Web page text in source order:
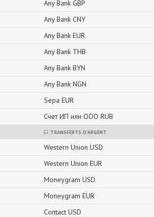
Any Bank GBP
Any Bank CNY
Any Bank EUR
Any Bank THB
Any Bank BYN
Any Bank NGN
Sepa EUR
Счет ИП или ООО RUB
TRANSFERTS D'ARGENT
Western Union USD
Western Union EUR
Moneygram USD
Moneygram EUR
Contact USD